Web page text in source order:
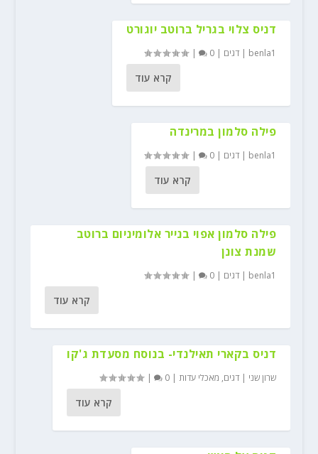
דניס צלוי בגריל ברוטב יוגורט
benla1
| דגים |
0
|
קרא עוד
פילה סלמון במרינדה
benla1
| דגים |
0
|
קרא עוד
פילה סלמון אפוי בנייר אלומיניום ברוטב
שמנת צונן
benla1
| דגים |
0
|
קרא עוד
דניס בקארי תאילנדי- בנוסח מסעדת ג'קו
שרון שני | דגים, מאכלי עדות|
0
|
קרא עוד